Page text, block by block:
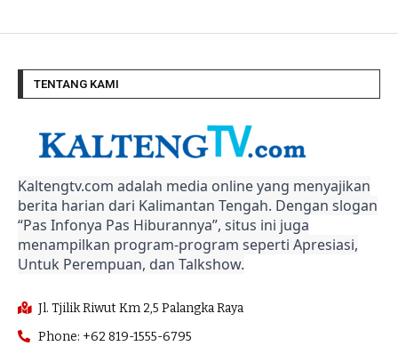
TENTANG KAMI
Kaltengtv.com adalah media online yang menyajikan
berita harian dari Kalimantan Tengah. Dengan slogan
“Pas Infonya Pas Hiburannya”, situs ini juga
menampilkan program-program seperti Apresiasi,
Untuk Perempuan, dan Talkshow.
Jl. Tjilik Riwut Km 2,5 Palangka Raya
Phone: +62 819-1555-6795